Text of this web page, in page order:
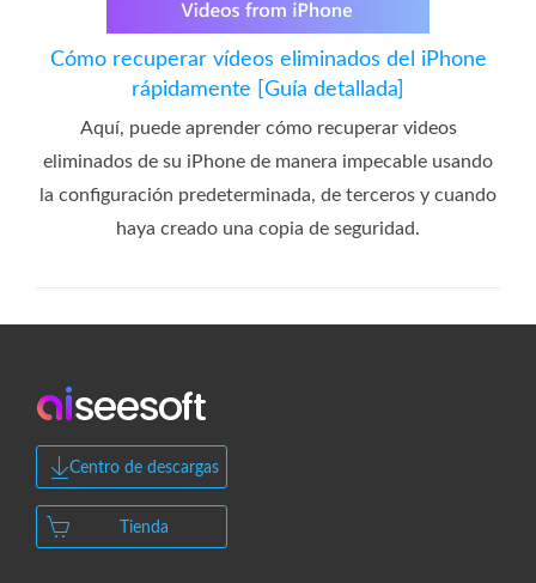
Cómo recuperar vídeos eliminados del iPhone
rápidamente [Guía detallada]
Aquí, puede aprender cómo recuperar videos
eliminados de su iPhone de manera impecable usando
la configuración predeterminada, de terceros y cuando
haya creado una copia de seguridad.
Centro de descargas
Tienda